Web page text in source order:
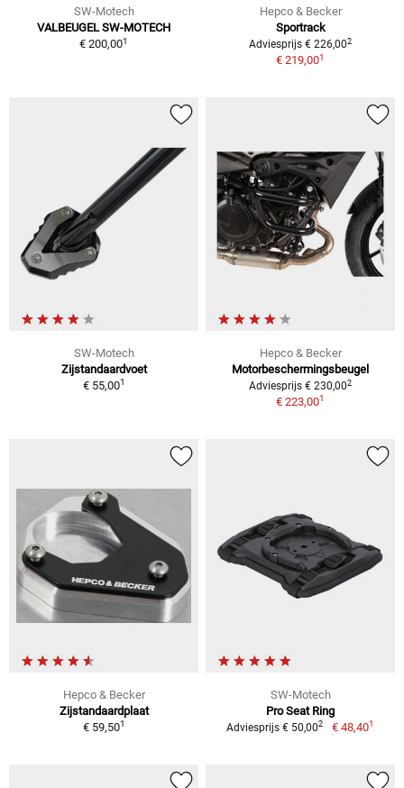
SW-Motech
VALBEUGEL SW-MOTECH
€ 200,001
Hepco & Becker
Sportrack
Adviesprijs € 226,002
€ 219,001
SW-Motech
Zijstandaardvoet
€ 55,001
Hepco & Becker
Motorbeschermingsbeugel
Adviesprijs € 230,002
€ 223,001
Hepco & Becker
Zijstandaardplaat
€ 59,501
SW-Motech
Pro Seat Ring
Adviesprijs € 50,002 € 48,401